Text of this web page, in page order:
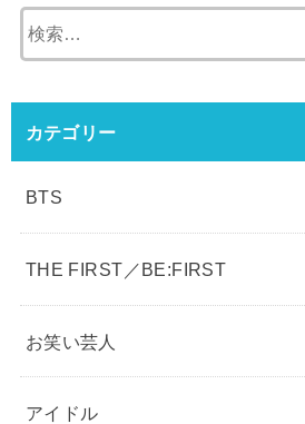
索:
カテゴリー
BTS
THE FIRST／BE:FIRST
お笑い芸人
アイドル